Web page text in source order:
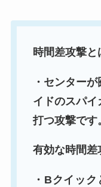
時間差攻撃と
・センター
イドのスパ
打つ攻撃です
有効な時間
・Bクイッ